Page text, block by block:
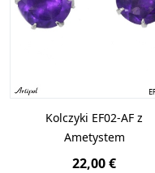
Kolczyki EF02-AF z
Ametystem
22,00 €